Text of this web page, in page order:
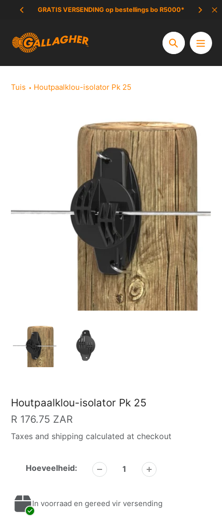
Slaan
inhoud
GRATIS VERSENDING op bestellings bo R5000*
Soek
Tuis Houtpaalklou-isolator Pk 25
Houtpaalklou-isolator Pk 25
Gewone
prys
R 176.75 ZAR
Taxes and shipping calculated at checkout
Hoeveelheid:
In voorraad en gereed vir versending